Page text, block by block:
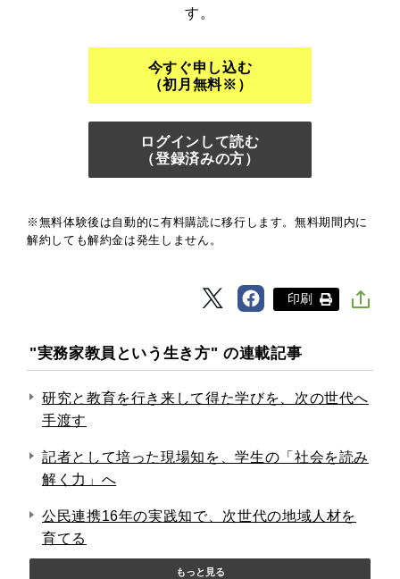
す。
今すぐ申し込む
（初月無料※）
ログインして読む
（登録済みの方）
※無料体験後は自動的に有料購読に移行します。無料期間内に
解約しても解約金は発生しません。
印刷
"実務家教員という生き方" の連載記事
研究と教育を行き来して得た学びを、次の世代へ
手渡す
記者として培った現場知を、学生の「社会を読み
解く力」へ
公民連携16年の実践知で、次世代の地域人材を
育てる
もっと見る